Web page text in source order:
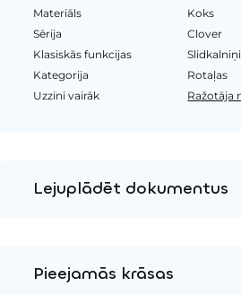
Materiāls
Koks
Sērija
Clover
Klasiskās funkcijas
Slidkalniņi
Kategorija
Rotaļas
Uzzini vairāk
Ražotāja
Lejuplādēt dokumentus
2D DWG – Sānu skats
Pieejamās krāsas